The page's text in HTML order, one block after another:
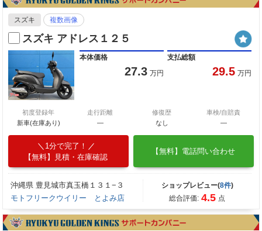
スズキ 複数画像
スズキ アドレス１２５
本体価格
27.3 万円
支払総額
29.5 万円
初度登録年
新車(在庫あり)
走行距離
―
修復歴
なし
車検/自賠責
―
1分で完了！
【無料】見積・在庫確認
【無料】電話問い合わせ
沖縄県 豊見城市真玉橋１３１−３
モトフリークウイリー とよみ店
ショップレビュー(8件)
総合評価: 4.5 点